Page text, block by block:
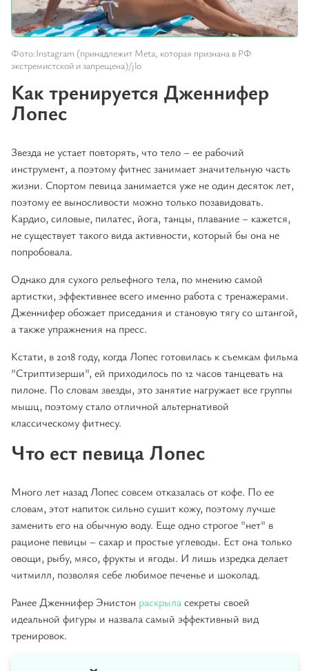
Фото:Instagram (принадлежит Meta, которая признана в РФ
экстремистской и запрещена)/jlo
Как тренируется Дженнифер
Лопес
Звезда не устает повторять, что тело – ее рабочий
инструмент, а поэтому фитнес занимает значительную часть
жизни. Спортом певица занимается уже не один десяток лет,
поэтому ее выносливости можно только позавидовать.
Кардио, силовые, пилатес, йога, танцы, плавание – кажется,
не существует такого вида активности, который бы она не
попробовала.
Однако для сухого рельефного тела, по мнению самой
артистки, эффективнее всего именно работа с тренажерами.
Дженнифер обожает приседания и становую тягу со штангой,
а также упражнения на пресс.
Кстати, в 2018 году, когда Лопес готовилась к съемкам фильма
"Стриптизерши", ей приходилось по 12 часов танцевать на
пилоне. По словам звезды, это занятие нагружает все группы
мышц, поэтому стало отличной альтернативой
классическому фитнесу.
Что ест певица Лопес
Много лет назад Лопес совсем отказалась от кофе. По ее
словам, этот напиток сильно сушит кожу, поэтому лучше
заменить его на обычную воду. Еще одно строгое "нет" в
рационе певицы – сахар и простые углеводы. Ест она только
овощи, рыбу, мясо, фрукты и ягоды. И лишь изредка делает
читмилл, позволяя себе любимое печенье и шоколад.
Ранее Дженнифер Энистон раскрыласекреты своей
идеальной фигуры и назвала самый эффективный вид
тренировок.